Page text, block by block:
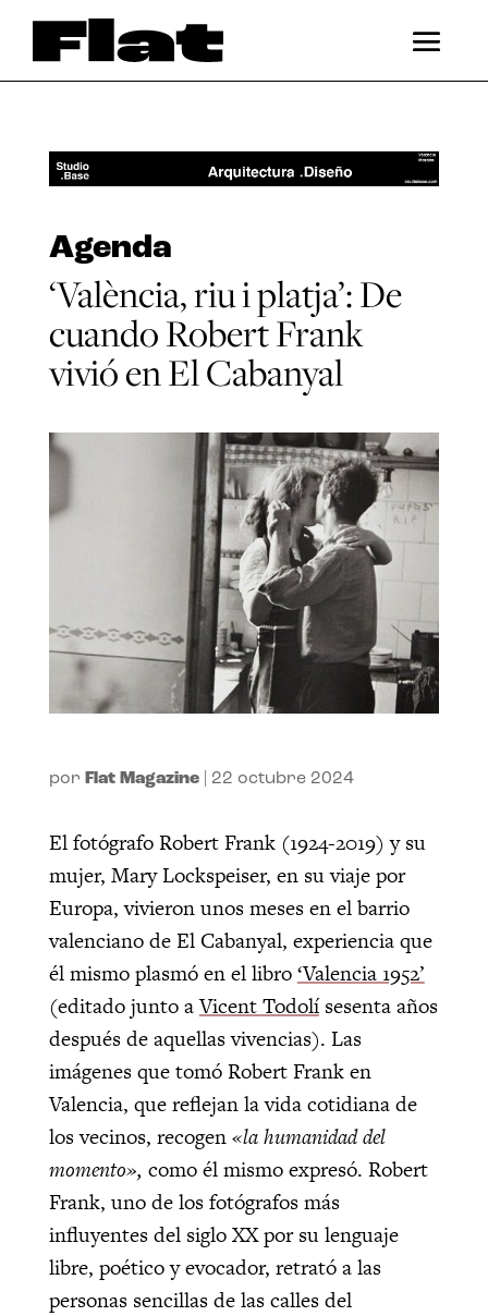
Agenda
‘València, riu i platja’: De
cuando Robert Frank
vivió en El Cabanyal
por Flat Magazine| 22 octubre 2024
El fotógrafo Robert Frank (1924-2019) y su
mujer, Mary Lockspeiser, en su viaje por
Europa, vivieron unos meses en el barrio
valenciano de El Cabanyal, experiencia que
él mismo plasmó en el libro‘Valencia 1952’
(editado junto aVicent Todolísesenta años
después de aquellas vivencias). Las
imágenes que tomó Robert Frank en
Valencia, que reflejan la vida cotidiana de
los vecinos, recogen«la humanidad del
momento», como él mismo expresó. Robert
Frank, uno de los fotógrafos más
influyentes del siglo XX por su lenguaje
libre, poético y evocador, retrató a las
personas sencillas de las calles del